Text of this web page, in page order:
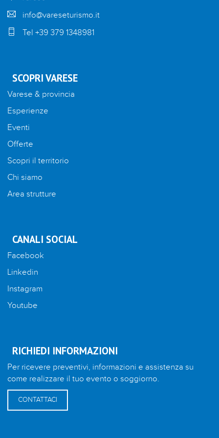
info@vareseturismo.it
Tel +39 379 1348981
SCOPRI VARESE
Varese & provincia
Esperienze
Eventi
Offerte
Scopri il territorio
Chi siamo
Area strutture
CANALI SOCIAL
Facebook
Linkedin
Instagram
Youtube
RICHIEDI INFORMAZIONI
Per ricevere preventivi, informazioni e assistenza su
come realizzare il tuo evento o soggiorno.
CONTATTACI